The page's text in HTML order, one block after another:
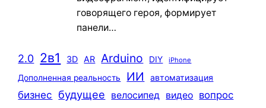
говорящего героя, формирует
панели…
2.0 2в1 3D AR Arduino DIY iPhone
Дополненная реальность ИИ автоматизация
бизнес будущее велосипед видео вопрос